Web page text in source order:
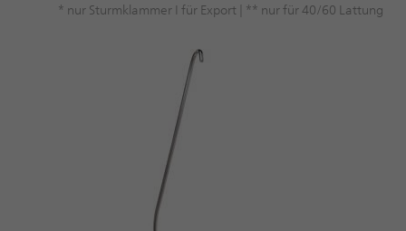
* nur Sturmklammer I für Export | ** nur für 40/60 Lattung